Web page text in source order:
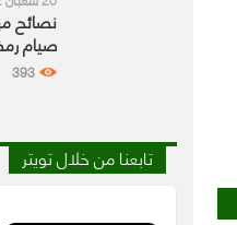
نصائح
صيام
للمرضى
393
تابعنا من خلال تويتر